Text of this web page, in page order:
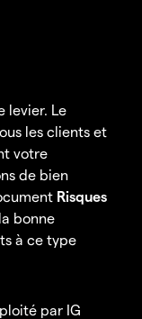
levier. Le
les clients et
votre
de bien
Risques
bonne
à ce type
par IG